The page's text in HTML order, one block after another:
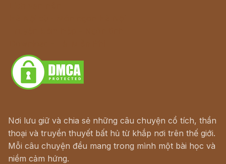
Nơi lưu giữ và chia sẻ những câu chuyện cổ tích, thần
thoại và truyền thuyết bất hủ từ khắp nơi trên thế giới.
Mỗi câu chuyện đều mang trong mình một bài học và
niềm cảm hứng.